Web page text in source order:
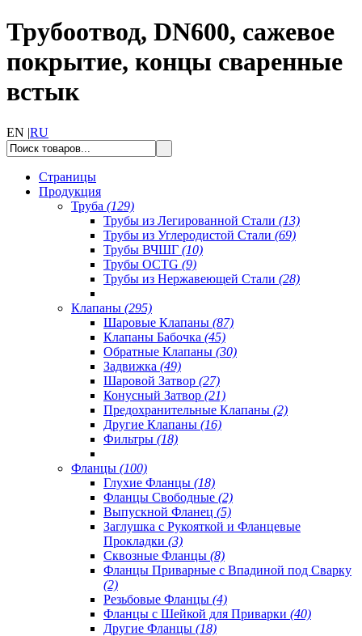
Трубоотвод, DN600, сажевое
покрытие, концы сваренные
встык
EN |RU
Страницы
Продукция
Труба (129)
Трубы из Легированной Стали (13)
Трубы из Углеродистой Стали (69)
Трубы ВЧШГ (10)
Трубы OCTG (9)
Трубы из Нержавеющей Стали (28)
Клапаны (295)
Шаровые Клапаны (87)
Клапаны Бабочка (45)
Обратные Клапаны (30)
Задвижка (49)
Шаровой Затвор (27)
Конусный Затвор (21)
Предохранительные Клапаны (2)
Другие Клапаны (16)
Фильтры (18)
Фланцы (100)
Глухие Фланцы (18)
Фланцы Свободные (2)
Выпускной Фланец (5)
Заглушка с Рукояткой и Фланцевые
Прокладки (3)
Сквозные Фланцы (8)
Фланцы Приварные с Впадиной под Сварку
(2)
Резьбовые Фланцы (4)
Фланцы с Шейкой для Приварки (40)
Другие Фланцы (18)